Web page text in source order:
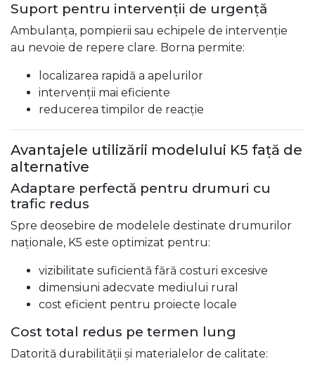
Suport pentru intervenții de urgență
Ambulanța, pompierii sau echipele de intervenție
au nevoie de repere clare. Borna permite:
localizarea rapidă a apelurilor
intervenții mai eficiente
reducerea timpilor de reacție
Avantajele utilizării modelului K5 față de
alternative
Adaptare perfectă pentru drumuri cu
trafic redus
Spre deosebire de modelele destinate drumurilor
naționale, K5 este optimizat pentru:
vizibilitate suficientă fără costuri excesive
dimensiuni adecvate mediului rural
cost eficient pentru proiecte locale
Cost total redus pe termen lung
Datorită durabilității și materialelor de calitate: